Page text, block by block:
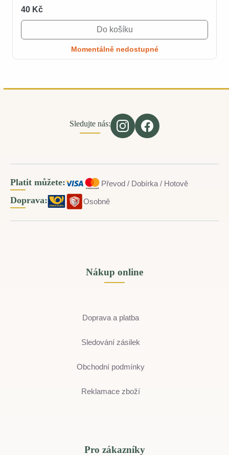
40 Kč
Do košíku
Momentálně nedostupné
Sledujte nás:
Platit můžete: Převod / Dobírka / Hotově
Doprava: Osobně
Nákup online
Doprava a platba
Sledování zásilek
Obchodní podmínky
Reklamace zboží
Pro zákazníky